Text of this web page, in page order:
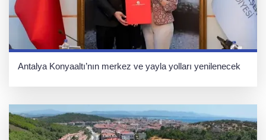
Antalya Konyaaltı’nın merkez ve yayla yolları yenilenecek